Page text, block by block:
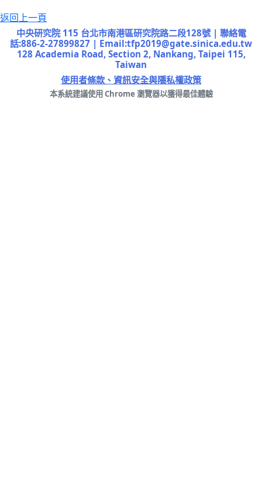
返回上一頁
中央研究院 115 台北市南港區研究院路二段128號 | 聯絡電
話:886-2-27899827 | Email:tfp2019@gate.sinica.edu.tw
128 Academia Road, Section 2, Nankang, Taipei 115,
Taiwan
使用者條款、資訊安全與隱私權政策
本系統建議使用 Chrome 瀏覽器以獲得最佳體驗